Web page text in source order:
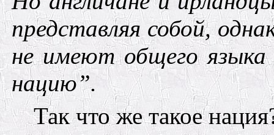
представляя собой,
не имеют общего
нацию”.
Так что же такое